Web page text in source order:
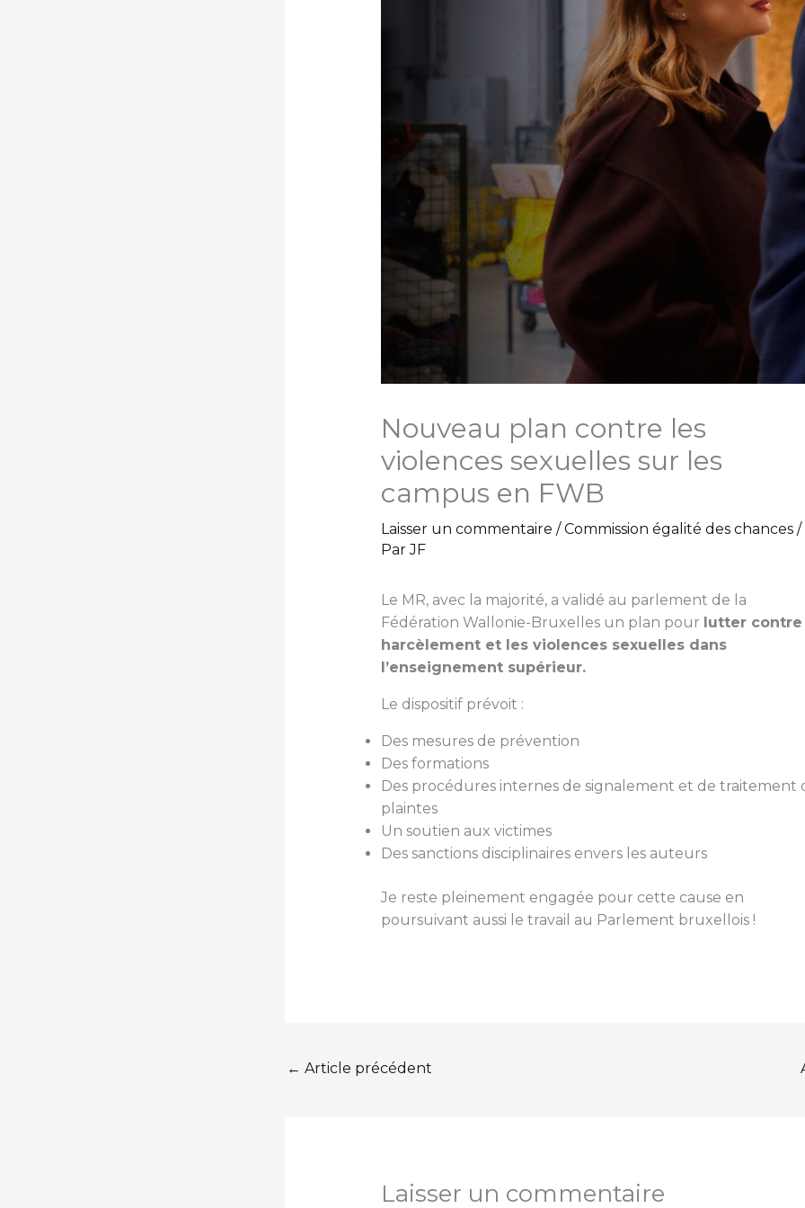
Nouveau plan contre les
violences sexuelles sur les
campus en FWB
Laisser un commentaire /Commission égalité des chances/
ParJF
Le MR, avec la majorité, a validé au parlement de la
Fédération Wallonie-Bruxelles un plan pour lutter contre
harcèlement et les violences sexuelles dans
l’enseignement supérieur.
Le dispositif prévoit :
Des mesures de prévention
Des formations
Des procédures internes de signalement et de traitement
plaintes
Un soutien aux victimes
Des sanctions disciplinaires envers les auteurs
Je reste pleinement engagée pour cette cause en
poursuivant aussi le travail au Parlement bruxellois !
← Article précédent
Laisser un commentaire